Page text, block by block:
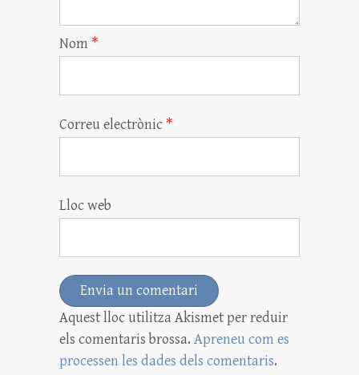
Nom *
Correu electrònic *
Lloc web
Aquest lloc utilitza Akismet per reduir
els comentaris brossa. Apreneu com es
processen les dades dels comentaris.